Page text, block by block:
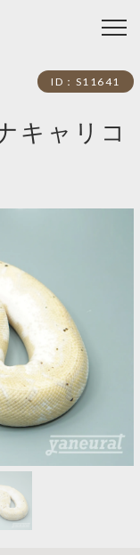
ID：S11641
キャリコ